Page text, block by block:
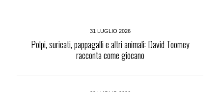
31 LUGLIO 2026
Polpi, suricati, pappagalli e altri animali: David Toomey
racconta come giocano